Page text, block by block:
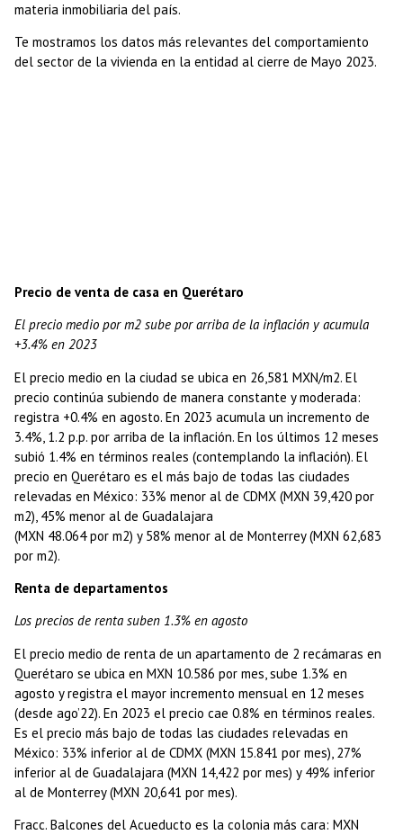
materia inmobiliaria del país.
Te mostramos los datos más relevantes del comportamiento
del sector de la vivienda en la entidad al cierre de Mayo 2023.
Precio de venta de casa en Querétaro
El precio medio por m2 sube por arriba de la inflación y acumula
+3.4% en 2023
El precio medio en la ciudad se ubica en 26,581 MXN/m2. El
precio continúa subiendo de manera constante y moderada:
registra +0.4% en agosto. En 2023 acumula un incremento de
3.4%, 1.2 p.p. por arriba de la inflación. En los últimos 12 meses
subió 1.4% en términos reales (contemplando la inflación). El
precio en Querétaro es el más bajo de todas las ciudades
relevadas en México: 33% menor al de CDMX (MXN 39,420 por
m2), 45% menor al de Guadalajara
(MXN 48.064 por m2) y 58% menor al de Monterrey (MXN 62,683
por m2).
Renta de departamentos
Los precios de renta suben 1.3% en agosto
El precio medio de renta de un apartamento de 2 recámaras en
Querétaro se ubica en MXN 10.586 por mes, sube 1.3% en
agosto y registra el mayor incremento mensual en 12 meses
(desde ago’22). En 2023 el precio cae 0.8% en términos reales.
Es el precio más bajo de todas las ciudades relevadas en
México: 33% inferior al de CDMX (MXN 15.841 por mes), 27%
inferior al de Guadalajara (MXN 14,422 por mes) y 49% inferior
al de Monterrey (MXN 20,641 por mes).
Fracc. Balcones del Acueducto es la colonia más cara: MXN